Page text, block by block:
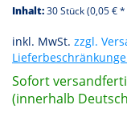
Inhalt:30 Stück (0,05 €
inkl. MwSt. zzgl.
Sofort
(innerhalb